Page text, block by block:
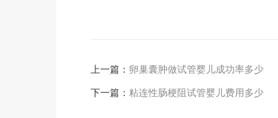
上一篇： 卵巢囊肿做试管婴儿成功率多少
下一篇： 粘连性肠梗阻试管婴儿费用多少